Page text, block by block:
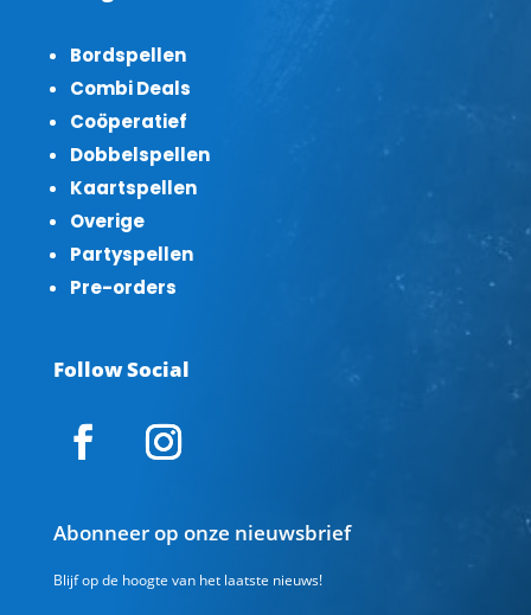
Bordspellen
Combi Deals
Coöperatief
Dobbelspellen
Kaartspellen
Overige
Partyspellen
Pre-orders
Follow Social
Abonneer op onze nieuwsbrief
Blijf op de hoogte van het laatste nieuws!